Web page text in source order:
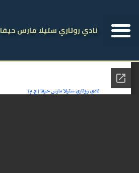
نادي روتاري ستيلا مارس حيفا